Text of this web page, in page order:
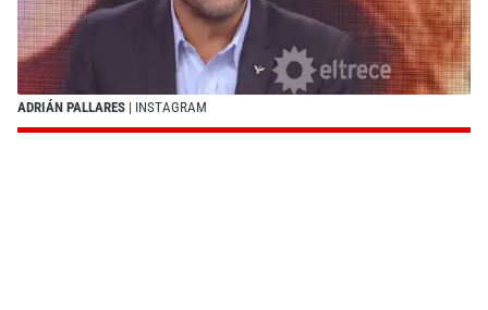
ADRIÁN PALLARES | INSTAGRAM